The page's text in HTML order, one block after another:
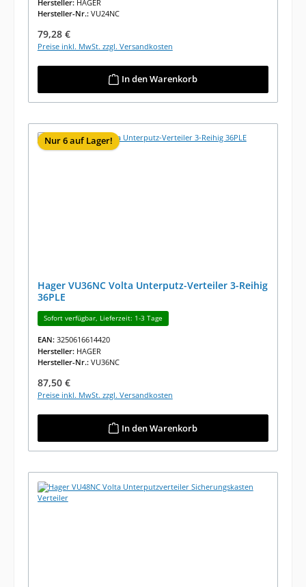
Hersteller: HAGER
Hersteller-Nr.: VU24NC
Regulärer Preis:
79,28 €
Preise inkl. MwSt. zzgl. Versandkosten
In den Warenkorb
Nur 6 auf Lager!
Hager VU36NC Volta Unterputz-Verteiler 3-Reihig
36PLE
Sofort verfügbar, Lieferzeit: 1-3 Tage
EAN: 3250616614420
Hersteller: HAGER
Hersteller-Nr.: VU36NC
Regulärer Preis:
87,50 €
Preise inkl. MwSt. zzgl. Versandkosten
In den Warenkorb